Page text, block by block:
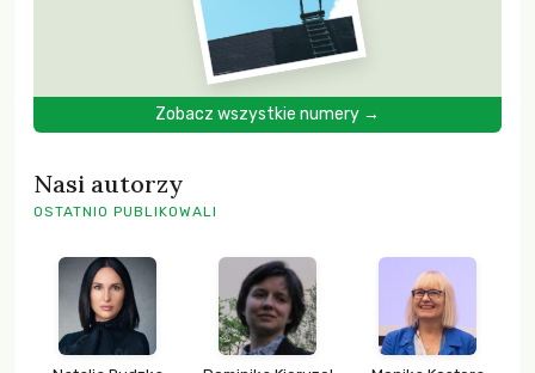
Zobacz wszystkie numery →
Nasi autorzy
OSTATNIO PUBLIKOWALI